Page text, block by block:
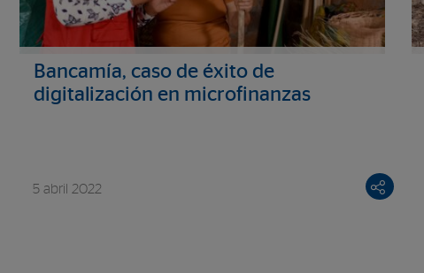
Bancamía, caso de éxito de
digitalización en microfinanzas
5 abril 2022